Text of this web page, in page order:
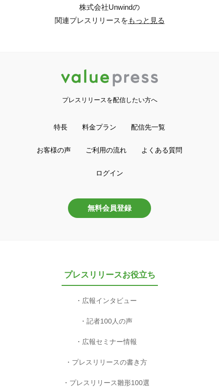
株式会社Unwindの
関連プレスリリースをもっと見る
プレスリリースを配信したい方へ
特長 料金プラン 配信先一覧
お客様の声 ご利用の流れ よくある質問
ログイン
無料会員登録
プレスリリースお役立ち
広報インタビュー
記者100人の声
広報セミナー情報
プレスリリースの書き方
プレスリリース雛形100選